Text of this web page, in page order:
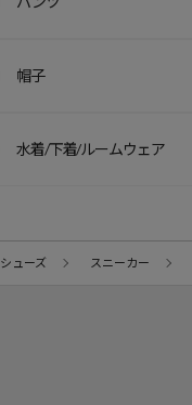
帽子
水着/下着/ルームウェア
シューズ スニーカー